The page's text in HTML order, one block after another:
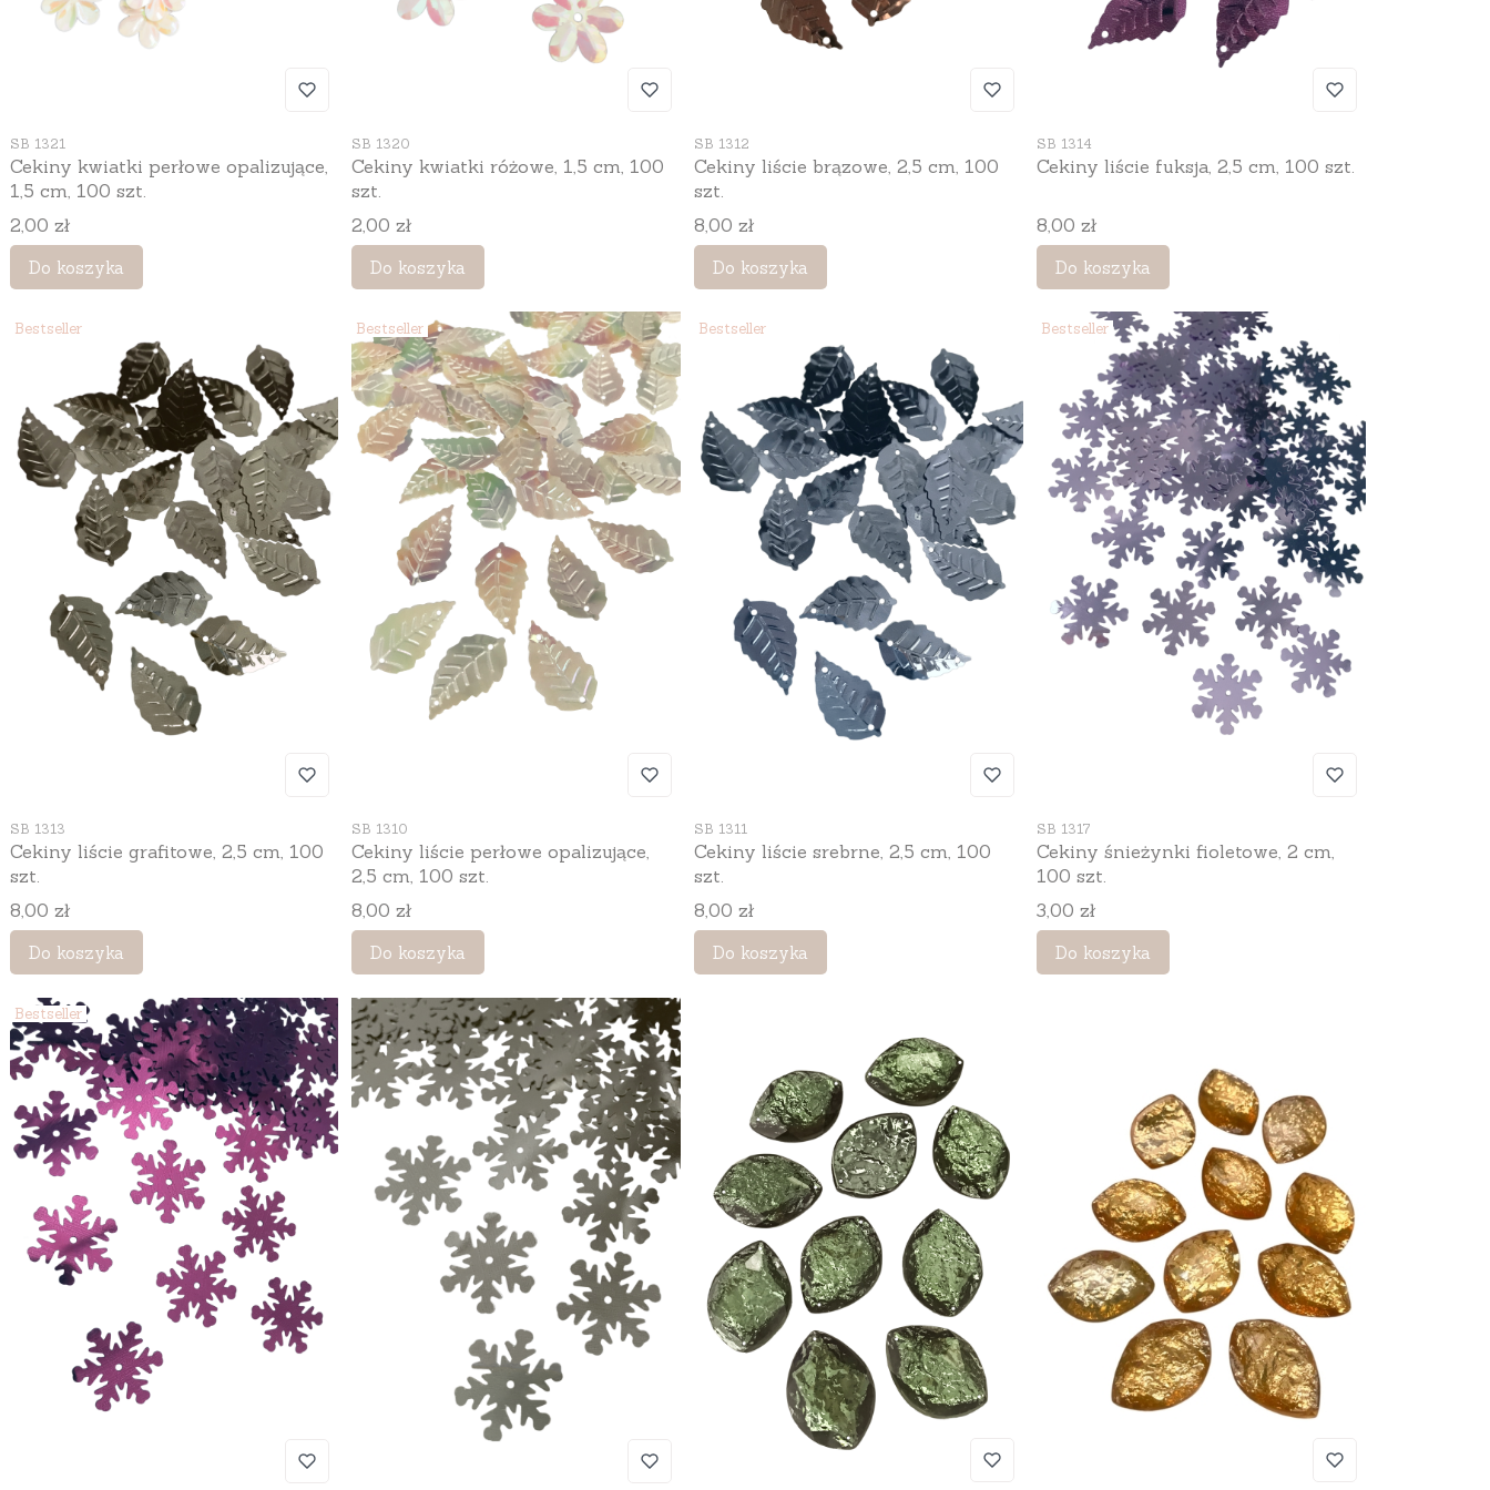
Kod produktu
SB 1321
Cekiny kwiatki perłowe opalizujące,
1,5 cm, 100 szt.
Cena
2,00 zł
Do koszyka
Kod produktu
SB 1320
Cekiny kwiatki różowe, 1,5 cm, 100
szt.
Cena
2,00 zł
Do koszyka
Kod produktu
SB 1312
Cekiny liście brązowe, 2,5 cm, 100
szt.
Cena
8,00 zł
Do koszyka
Kod produktu
SB 1314
Cekiny liście fuksja, 2,5 cm, 100 szt.
Cena
8,00 zł
Do koszyka
Bestseller
Kod produktu
SB 1313
Cekiny liście grafitowe, 2,5 cm, 100
szt.
Cena
8,00 zł
Do koszyka
Bestseller
Kod produktu
SB 1310
Cekiny liście perłowe opalizujące,
2,5 cm, 100 szt.
Cena
8,00 zł
Do koszyka
Bestseller
Kod produktu
SB 1311
Cekiny liście srebrne, 2,5 cm, 100
szt.
Cena
8,00 zł
Do koszyka
Bestseller
Kod produktu
SB 1317
Cekiny śnieżynki fioletowe, 2 cm,
100 szt.
Cena
3,00 zł
Do koszyka
Bestseller